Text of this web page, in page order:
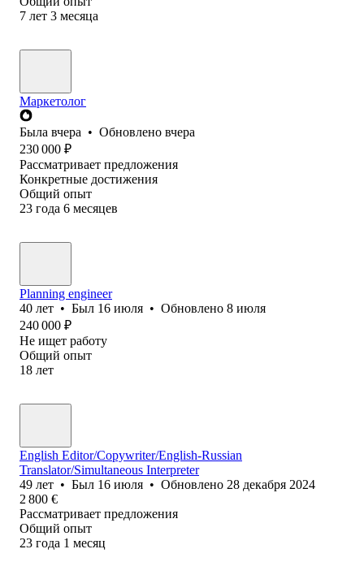
7 лет 3 месяца
Маркетолог
Была вчера • Обновлено вчера
230 000 ₽
Рассматривает предложения
Конкретные достижения
Общий опыт
23 года 6 месяцев
Planning engineer
40 лет • Был 16 июля • Обновлено 8 июля
240 000 ₽
Не ищет работу
Общий опыт
18 лет
English Editor/Copywriter/English-Russian
Translator/Simultaneous Interpreter
49 лет • Был 16 июля • Обновлено 28 декабря 2024
2 800 €
Рассматривает предложения
Общий опыт
23 года 1 месяц